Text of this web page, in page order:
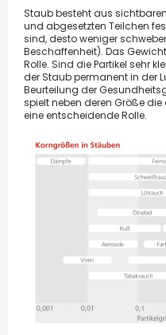
Staub besteht aus
und abgesetzten Teilchen
sind, desto weniger
Beschaffenheit). Das
Rolle. Sind die Partikel sehr
der Staub permanent in der
Beurteilung der
spielt neben deren Größe
eine entscheidende Rolle.